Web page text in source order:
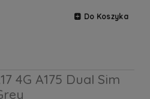
Do Koszyka
4G A175 Dual Sim